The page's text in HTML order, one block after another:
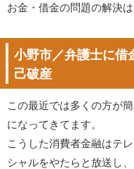
お金・借金の問題の解決
小野市／弁護士に借
己破産
この最近では多くの方が
になってきてます。
こうした消費者金融はテ
シャルをやたらと放送し